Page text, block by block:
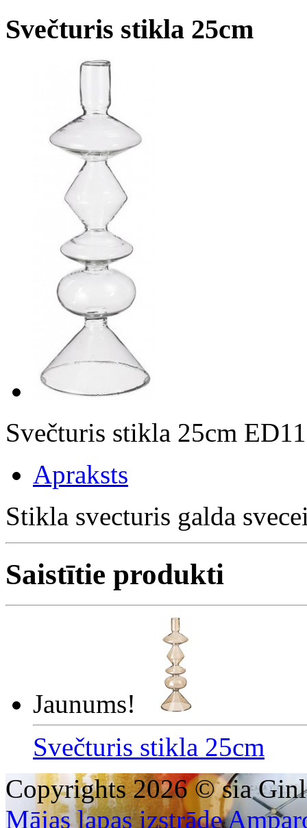
Svečturis stikla 25cm
Svečturis stikla 25cm
Apraksts
Stikla svecturis galda
Saistītie produkti
Jaunums!
Svečturis stikla 25cm
Copyrights 2026 © sia
Mājas lapas izstrāde